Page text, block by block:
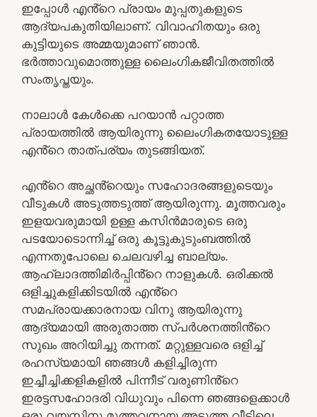
ഇപ്പോൾ എൻ്റെ പ്രായം മുപ്പതുകളുടെ
ആദ്യപകുതിയിലാണ്. വിവാഹിതയും ഒരു
കുട്ടിയുടെ അമ്മയുമാണ് ഞാൻ.
ഭർത്താവുമൊത്തുള്ള ലൈംഗികജീവിതത്തിൽ
സംതൃപ്തയും.
നാലാൾ കേൾക്കെ പറയാൻ പറ്റാത്ത
പ്രായത്തിൽ ആയിരുന്നു ലൈംഗികതയോടുള്ള
എൻ്റെ താത്പര്യം തുടങ്ങിയത്.
എൻ്റെ അച്ഛൻ്റെയും സഹോദരങ്ങളുടെയും
വീടുകൾ അടുത്തടുത്ത് ആയിരുന്നു. മൂത്തവരും
ഇളയവരുമായി ഉള്ള കസിൻമാരുടെ ഒരു
പടയോടൊന്നിച്ച് ഒരു കൂട്ടുകുടുംബത്തിൽ
എന്നതുപോലെ ചെലവഴിച്ച ബാല്യം.
ആഹ്ലാദത്തിമിർപ്പിൻ്റെ നാളുകൾ. ഒരിക്കൽ
ഒളിച്ചുകളിക്കിടയിൽ എൻ്റെ
സമപ്രായക്കാരനായ വിനു ആയിരുന്നു
ആദ്യമായി അരുതാത്ത സ്പർശനത്തിൻ്റെ
സുഖം അറിയിച്ചു തന്നത്. മറ്റുള്ളവരെ ഒളിച്ച്
രഹസ്യമായി ഞങ്ങൾ കളിച്ചിരുന്ന
ഇച്ചീച്ചിക്കളികളിൽ പിന്നീട് വരുണിൻ്റെ
ഇരട്ടസഹോദരി വിധുവും പിന്നെ ഞങ്ങളെക്കാൾ